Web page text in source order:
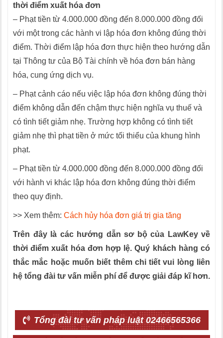
thời điểm xuất hóa đơn
– Phạt tiền từ 4.000.000 đồng đến 8.000.000 đồng đối
với một trong các hành vi lập hóa đơn không đúng thời
điểm. Thời điểm lập hóa đơn thực hiện theo hướng dẫn
tại Thông tư của Bộ Tài chính về hóa đơn bán hàng
hóa, cung ứng dịch vụ.
– Phạt cảnh cáo nếu việc lập hóa đơn không đúng thời
điểm không dẫn đến chậm thực hiện nghĩa vụ thuế và
có tình tiết giảm nhẹ. Trường hợp không có tình tiết
giảm nhẹ thì phạt tiền ở mức tối thiểu của khung hình
phạt.
– Phạt tiền từ 4.000.000 đồng đến 8.000.000 đồng đối
với hành vi khác lập hóa đơn không đúng thời điểm
theo quy định.
>> Xem thêm: Cách hủy hóa đơn giá trị gia tăng
Trên đây là các hướng dẫn sơ bộ của LawKey về
thời điểm xuất hóa đơn hợp lệ. Quý khách hàng có
thắc mắc hoặc muốn biết thêm chi tiết vui lòng liên
hệ tổng đài tư vấn miễn phí để được giải đáp kĩ hơn.
Tổng đài tư vấn pháp luật 02466565366